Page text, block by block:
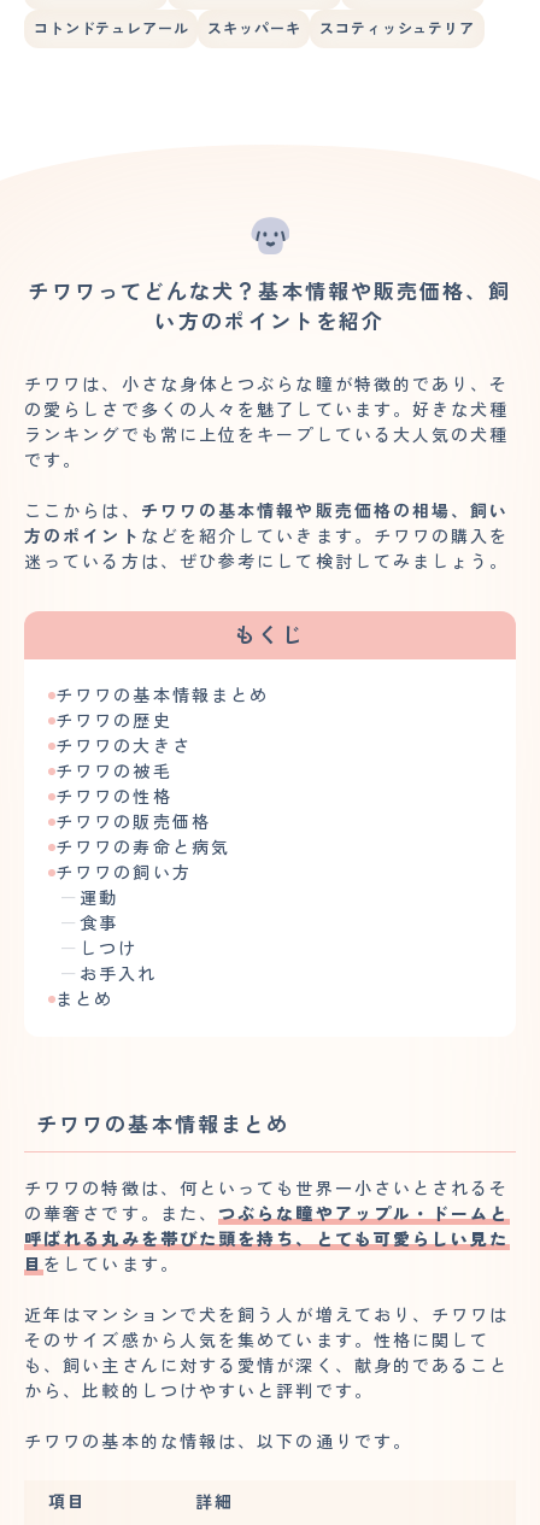
コトンドテュレアール スキッパーキ スコティッシュテリア
チワワってどんな犬？基本情報や販売価格、飼
い方のポイントを紹介
チワワは、小さな身体とつぶらな瞳が特徴的であり、そ
の愛らしさで多くの人々を魅了しています。好きな犬種
ランキングでも常に上位をキープしている大人気の犬種
です。
ここからは、 チワワの基本情報や販売価格の相場、飼い
方のポイント などを紹介していきます。チワワの購入を
迷っている方は、ぜひ参考にして検討してみましょう。
もくじ
チワワの基本情報まとめ
チワワの歴史
チワワの大きさ
チワワの被毛
チワワの性格
チワワの販売価格
チワワの寿命と病気
チワワの飼い方
運動
食事
しつけ
お手入れ
まとめ
チワワの基本情報まとめ
チワワの特徴は、何といっても世界一小さいとされるそ
の華奢さです。また、 つぶらな瞳やアップル・ドームと
呼ばれる丸みを帯びた頭を持ち、とても可愛らしい見た
目 をしています。
近年はマンションで犬を飼う人が増えており、チワワは
そのサイズ感から人気を集めています。性格に関して
も、飼い主さんに対する愛情が深く、献身的であること
から、比較的しつけやすいと評判です。
チワワの基本的な情報は、以下の通りです。
項目 詳細